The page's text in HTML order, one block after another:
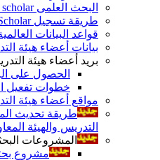
البحث العلمى Google scholar
طريقة تسجيل Google Scholar
قواعد البيانات
بيانات أعضاء هيئة
بريد أعضاء هيئة
الحصول على
خطوات تفعيل
مواقع أعضاء هيئة
طريقة تحديث
التدريس والهيئة
المشروعات
مشروع